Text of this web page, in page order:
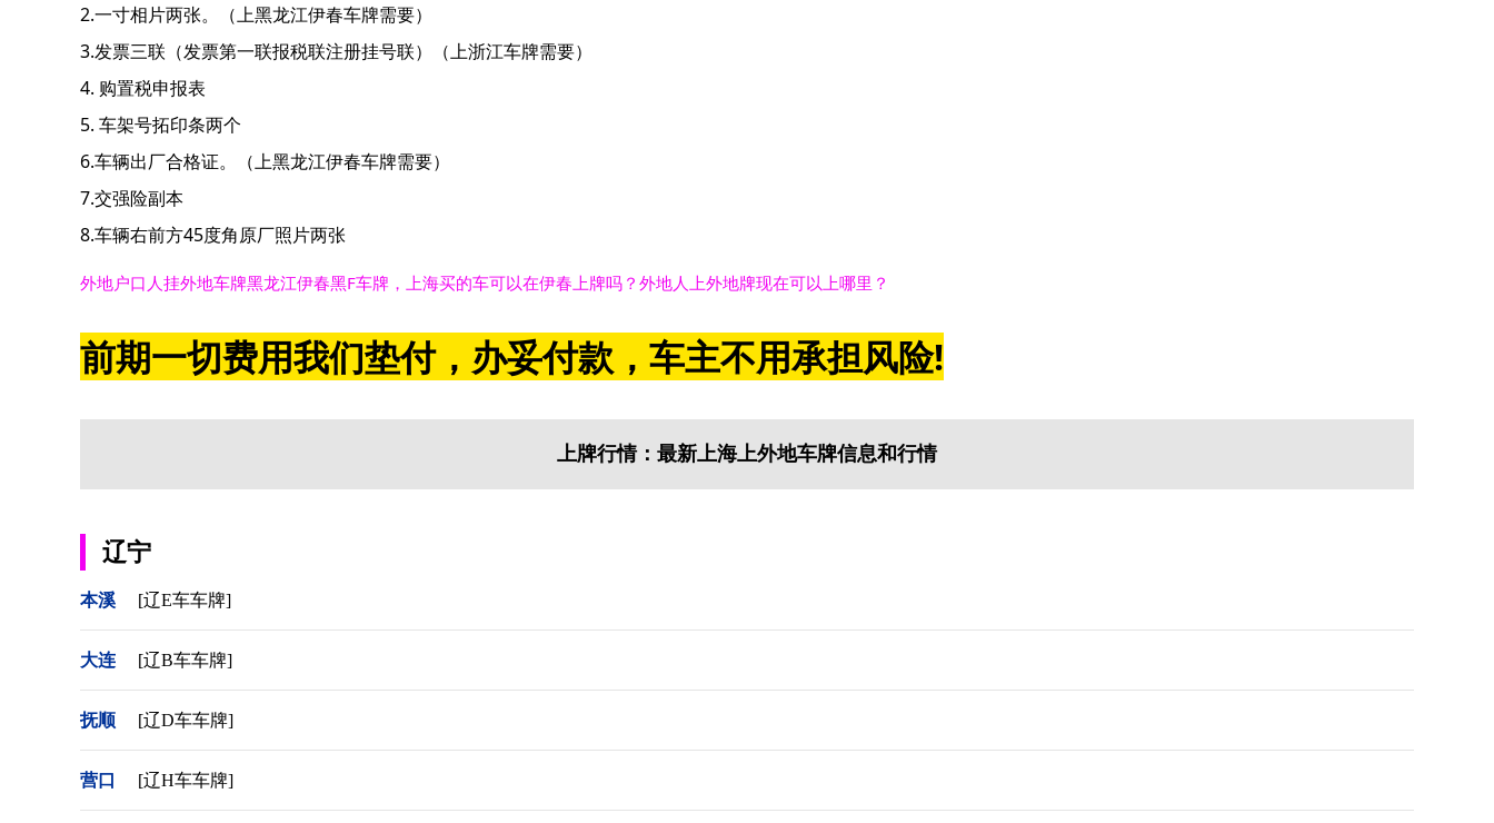
2.一寸相片两张。（上黑龙江伊春车牌需要）
3.发票三联（发票第一联报税联注册挂号联）（上浙江车牌需要）
4. 购置税申报表
5. 车架号拓印条两个
6.车辆出厂合格证。（上黑龙江伊春车牌需要）
7.交强险副本
8.车辆右前方45度角原厂照片两张
外地户口人挂外地车牌黑龙江伊春黑F车牌，上海买的车可以在伊春上牌吗？外地人上外地牌现在可以上哪里？
前期一切费用我们垫付，办妥付款，车主不用承担风险!
上牌行情：最新上海上外地车牌信息和行情
辽宁
本溪 [辽E车车牌]
大连 [辽B车车牌]
抚顺 [辽D车车牌]
营口 [辽H车车牌]